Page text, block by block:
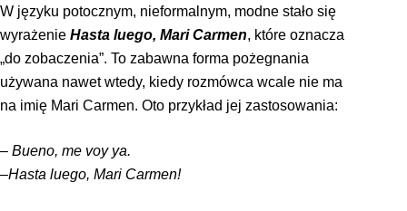
W języku potocznym, nieformalnym, modne stało się
wyrażenie Hasta luego, Mari Carmen, które oznacza
„do zobaczenia”. To zabawna forma pożegnania
używana nawet wtedy, kiedy rozmówca wcale nie ma
na imię Mari Carmen. Oto przykład jej zastosowania:
– Bueno, me voy ya.
–Hasta luego, Mari Carmen!